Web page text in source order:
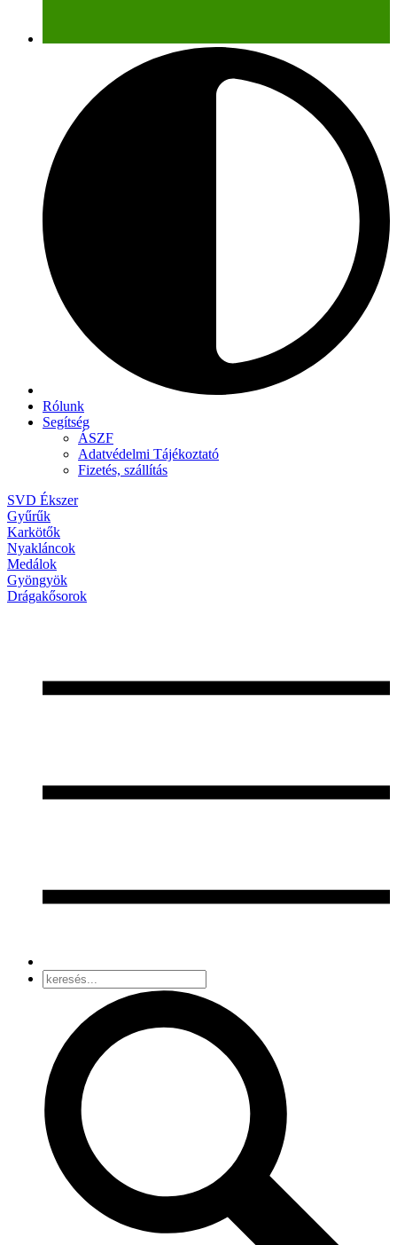
Rólunk
Segítség
ÁSZF
Adatvédelmi Tájékoztató
Fizetés, szállítás
SVD Ékszer
Gyűrűk
Karkötők
Nyakláncok
Medálok
Gyöngyök
Drágakősorok